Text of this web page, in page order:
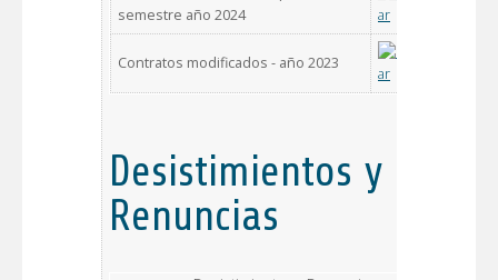
semestre año 2024
Contratos modificados - año 2023
Desistimientos y
Renuncias